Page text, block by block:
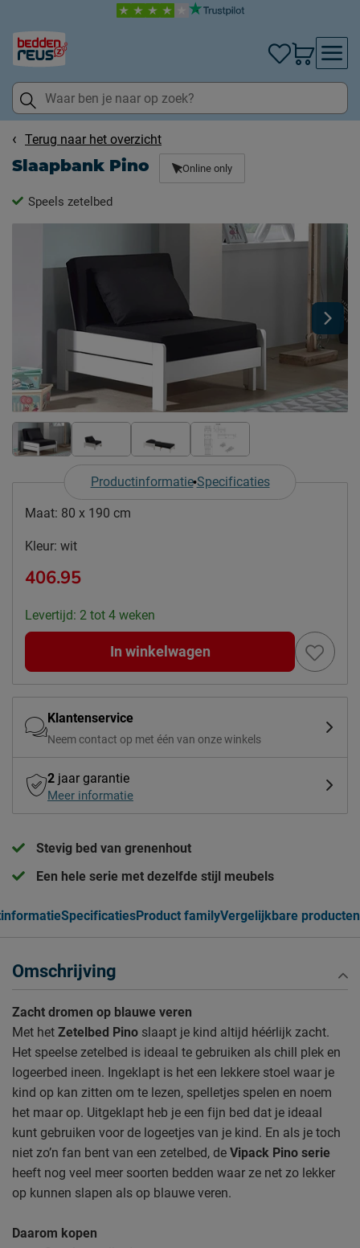
Terug naar het overzicht
Slaapbank Pino Online only
Speels zetelbed
Productinformatie Specificaties
Maat: 80 x 190 cm
Kleur: wit
406.95
Levertijd: 2 tot 4 weken
In winkelwagen
Klantenservice
Neem contact op met één van onze winkels
2 jaar garantie
Meer informatie
Stevig bed van grenenhout
Een hele serie met dezelfde stijl meubels
SpecificatiesProduct familyVergelijkbare producten
Omschrijving
Zacht dromen op blauwe veren
Met het Zetelbed Pino slaapt je kind altijd héérlijk zacht.
Het speelse zetelbed is ideaal te gebruiken als chill plek en
logeerbed ineen. Ingeklapt is het een lekkere stoel waar je
kind op kan zitten om te lezen, spelletjes spelen en noem
het maar op. Uitgeklapt heb je een fijn bed dat je ideaal
kunt gebruiken voor de logeetjes van je kind. En als je toch
niet zo’n fan bent van een zetelbed, de Vipack Pino serie
heeft nog veel meer soorten bedden waar ze net zo lekker
op kunnen slapen als op blauwe veren.
Daarom kopen